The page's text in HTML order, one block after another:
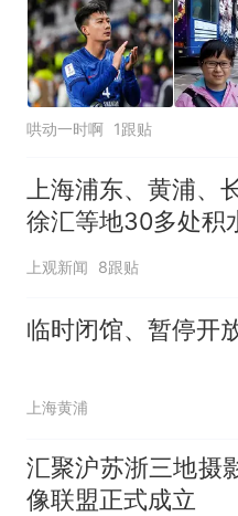
哄动一时啊 1跟贴
上海浦东、黄浦、
徐汇等地30多处积
在抢排
上观新闻 8跟贴
临时闭馆、暂停开
上海黄浦
汇聚沪苏浙三地摄
像联盟正式成立